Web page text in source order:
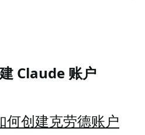
Claude 账户
何创建克劳德账户